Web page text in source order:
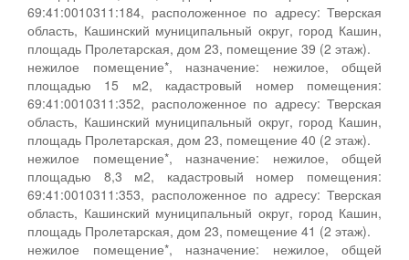
69:41:0010311:184, расположенное по адресу: Тверская
область, Кашинский муниципальный округ, город Кашин,
площадь Пролетарская, дом 23, помещение 39 (2 этаж).
нежилое помещение*, назначение: нежилое, общей
площадью 15 м2, кадастровый номер помещения:
69:41:0010311:352, расположенное по адресу: Тверская
область, Кашинский муниципальный округ, город Кашин,
площадь Пролетарская, дом 23, помещение 40 (2 этаж).
нежилое помещение*, назначение: нежилое, общей
площадью 8,3 м2, кадастровый номер помещения:
69:41:0010311:353, расположенное по адресу: Тверская
область, Кашинский муниципальный округ, город Кашин,
площадь Пролетарская, дом 23, помещение 41 (2 этаж).
нежилое помещение*, назначение: нежилое, общей